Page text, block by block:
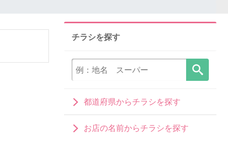
チラシを探す
都道府県からチラシを探す
お店の名前からチラシを探す